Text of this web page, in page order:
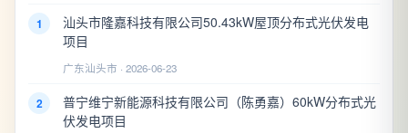
1
汕头市隆嘉科技有限公司50.43kW屋顶分布式光伏发电
项目
广东汕头市 · 2026-06-23
2
普宁维宁新能源科技有限公司（陈勇嘉）60kW分布式光
伏发电项目